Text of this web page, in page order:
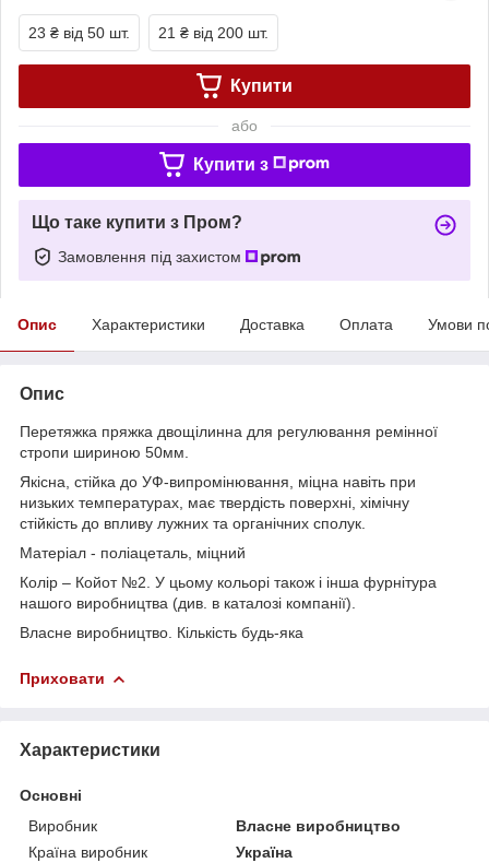
23 ₴ від 50 шт. 21 ₴ від 200 шт.
Купити
або
Купити з
Що таке купити з Пром?
Замовлення під захистом
Опис Характеристики Доставка Оплата Умови
Опис
Перетяжка пряжка двощілинна для регулювання ремінної
стропи шириною 50мм.
Якісна, стійка до УФ-випромінювання, міцна навіть при
низьких температурах, має твердість поверхні, хімічну
стійкість до впливу лужних та органічних сполук.
Матеріал - поліацеталь, міцний
Колір – Койот №2. У цьому кольорі також і інша фурнітура
нашого виробництва (див. в каталозі компанії).
Власне виробництво. Кількість будь-яка
Приховати
Характеристики
Основні
Виробник
Власне виробництво
Країна виробник
Україна